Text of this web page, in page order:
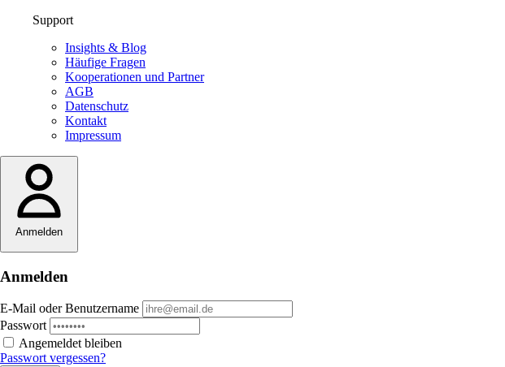
Support
Insights & Blog
Häufige Fragen
Kooperationen und Partner
AGB
Datenschutz
Kontakt
Impressum
Anmelden
Anmelden
E-Mail oder Benutzername
Passwort
Angemeldet bleiben
Passwort vergessen?